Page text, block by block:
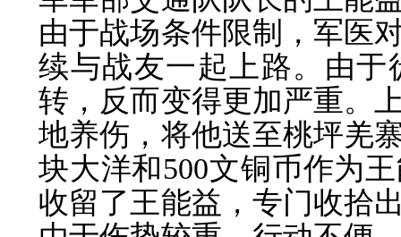
由于战场条件限制，军医
续与战友一起上路。由
转，反而变得更加严重。
地养伤，将他送至桃坪羌
块大洋和500文铜币作为
收留了王能益，专门收拾